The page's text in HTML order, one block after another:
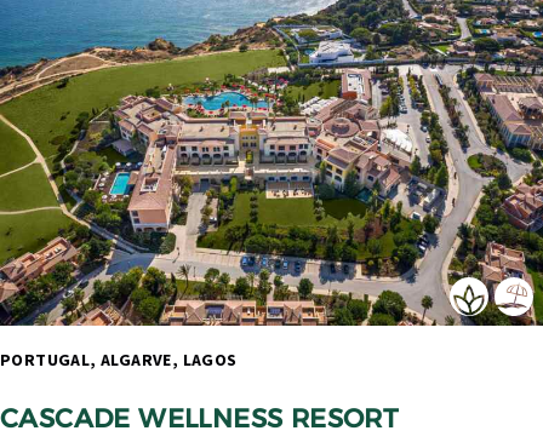
CASCADE WELLNESS RESORT